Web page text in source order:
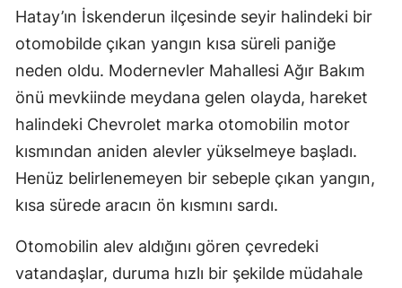
Hatay’ın İskenderun ilçesinde seyir halindeki bir
otomobilde çıkan yangın kısa süreli paniğe
neden oldu. Modernevler Mahallesi Ağır Bakım
önü mevkiinde meydana gelen olayda, hareket
halindeki Chevrolet marka otomobilin motor
kısmından aniden alevler yükselmeye başladı.
Henüz belirlenemeyen bir sebeple çıkan yangın,
kısa sürede aracın ön kısmını sardı.
Otomobilin alev aldığını gören çevredeki
vatandaşlar, duruma hızlı bir şekilde müdahale